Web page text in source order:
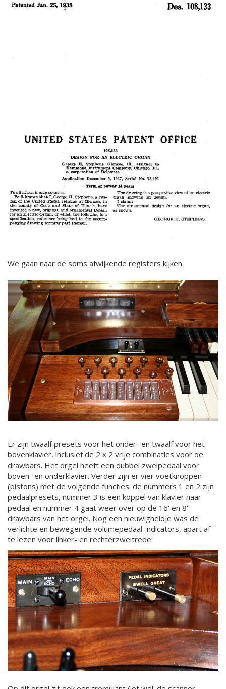
We gaan naar de soms afwijkende registers kijken.
Er zijn twaalf presets voor het onder- en twaalf voor het
bovenklavier, inclusief de 2 x 2 vrije combinaties voor de
drawbars. Het orgel heeft een dubbel zwelpedaal voor
boven- en onderklavier. Verder zijn er vier voetknoppen
(pistons) met de volgende functies: de nummers 1 en 2 zijn
pedaalpresets, nummer 3 is een koppel van klavier naar
pedaal en nummer 4 gaat weer over op de 16' en 8'
drawbars van het orgel. Nog een nieuwigheidje was de
verlichte en bewegende volumepedaal-indicators, apart af
te lezen voor linker- en rechterzweltrede: